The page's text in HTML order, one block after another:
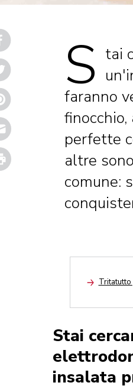
S tai
faranno
perfette
altre
comune:
Arrow
Tritatutto
Stai
insalata